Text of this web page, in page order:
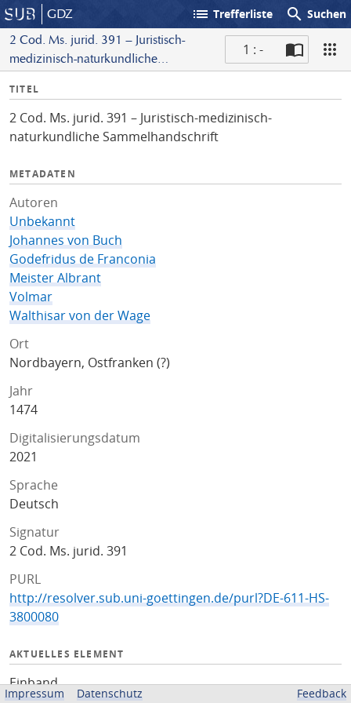
GDZ list Trefferliste search Suchen
2 Cod. Ms. jurid. 391 – Juristisch-
medizinisch-naturkundliche
1 : -
I
f
o
TITEL
2 Cod. Ms. jurid. 391 – Juristisch-medizinisch-
naturkundliche Sammelhandschrift
METADATEN
Autoren
Unbekannt
Johannes von Buch
Godefridus de Franconia
Meister Albrant
Volmar
Walthisar von der Wage
Ort
Nordbayern, Ostfranken (?)
Jahr
1474
Digitalisierungsdatum
2021
Sprache
Deutsch
Signatur
2 Cod. Ms. jurid. 391
PURL
http://resolver.sub.uni-goettingen.de/purl?DE-611-HS-
3800080
AKTUELLES ELEMENT
Einband
Impressum Datenschutz Feedback